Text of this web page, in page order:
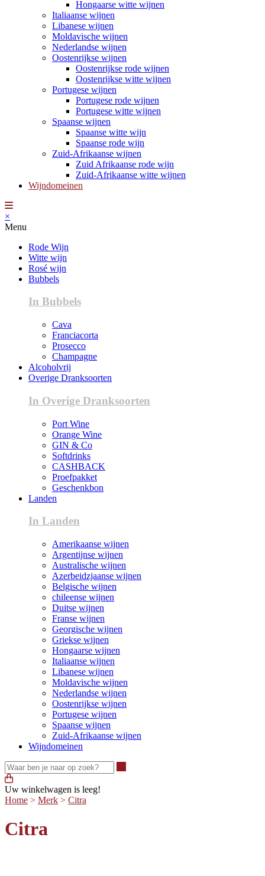
Hongaarse witte wijnen
Italiaanse wijnen
Libanese wijnen
Moldavische wijnen
Nederlandse wijnen
Oostenrijkse wijnen
Oostenrijkse rode wijnen
Oostenrijkse witte wijnen
Portugese wijnen
Portugese rode wijnen
Portugese witte wijnen
Spaanse wijnen
Spaanse witte wijn
Spaanse rode wijn
Zuid-Afrikaanse wijnen
Zuid Afrikaanse rode wijn
Zuid-Afrikaanse witte wijnen
Wijndomeinen
×
Menu
Rode Wijn
Witte wijn
Rosé wijn
Bubbels
In Bubbels
Cava
Franciacorta
Prosecco
Champagne
Alcoholvrij
Overige Dranksoorten
In Overige Dranksoorten
Port Wine
Orange Wine
GIN & Co
Softdrinks
CASHBACK
Proefpakket
Geschenkbon
Landen
In Landen
Amerikaanse wijnen
Argentijnse wijnen
Australische wijnen
Azerbeidzjaanse wijnen
Belgische wijnen
chileense wijnen
Duitse wijnen
Franse wijnen
Georgische wijnen
Griekse wijnen
Hongaarse wijnen
Italiaanse wijnen
Libanese wijnen
Moldavische wijnen
Nederlandse wijnen
Oostenrijkse wijnen
Portugese wijnen
Spaanse wijnen
Zuid-Afrikaanse wijnen
Wijndomeinen
Uw winkelwagen is leeg!
Home > Merk > Citra
Citra